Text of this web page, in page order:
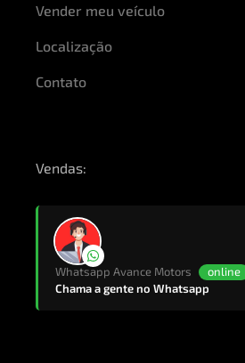
Vender meu veículo
Localização
Contato
Vendas:
Whatsapp Avance Motors
online
Chama a gente no Whatsapp